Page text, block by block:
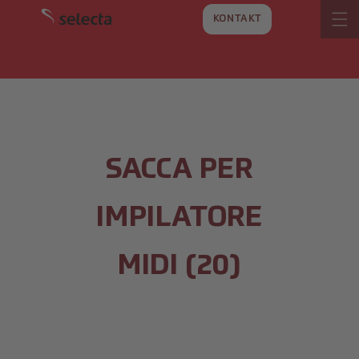
KONTAKT
SACCA PER
IMPILATORE
MIDI (20)